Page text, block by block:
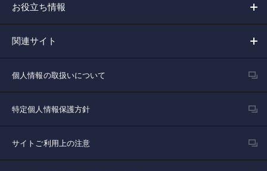
お役立ち情報
関連サイト
個人情報の取扱いについて
特定個人情報保護方針
サイトご利用上の注意